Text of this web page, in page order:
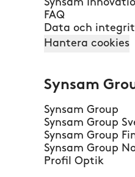
Synsam
FAQ
Data och
Hantera cookies
Synsam
Synsam Group
Synsam Group
Synsam Group
Synsam Group
Profil Optik